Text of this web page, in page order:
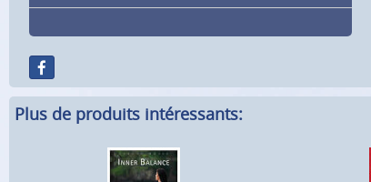
Plus de produits intéressants: